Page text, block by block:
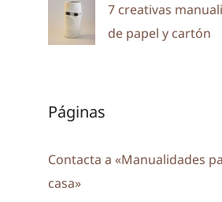
7 creativas
de papel y cartón
Páginas
Contacta a «Manualidades
casa»